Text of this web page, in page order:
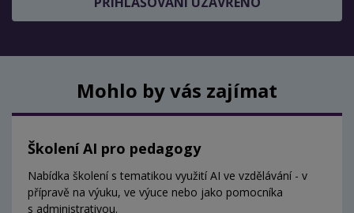
Mohlo by vás zajímat
Školení AI pro pedagogy
Nabídka školení s tematikou využití AI ve vzdělávání - v
přípravě na výuku, ve výuce nebo jako pomocníka
s administrativou.